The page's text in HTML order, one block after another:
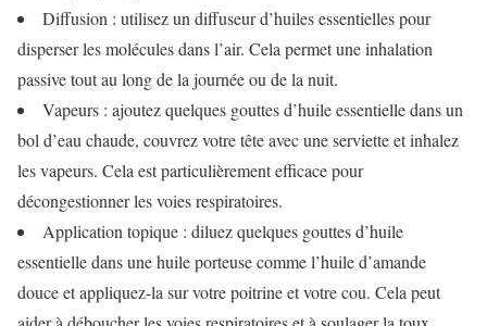
Diffusion : utilisez un diffuseur d’huiles essentielles pour
disperser les molécules dans l’air. Cela permet une inhalation
passive tout au long de la journée ou de la nuit.
Vapeurs : ajoutez quelques gouttes d’huile essentielle dans un
bol d’eau chaude, couvrez votre tête avec une serviette et inhalez
les vapeurs. Cela est particulièrement efficace pour
décongestionner les voies respiratoires.
Application topique : diluez quelques gouttes d’huile
essentielle dans une huile porteuse comme l’huile d’amande
douce et appliquez-la sur votre poitrine et votre cou. Cela peut